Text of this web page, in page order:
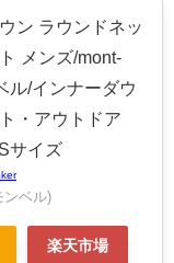
ン ラウンドネッ
メンズ/mont-
/インナーダウ
・アウトドア
サイズ
ンベル)
楽天市場